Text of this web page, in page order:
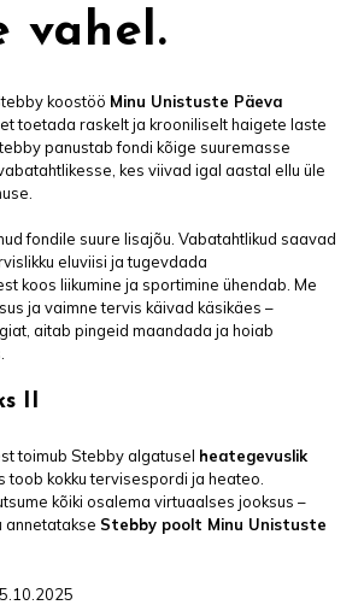
vahel.
koostöö Minu Unistuste Päeva
toetada raskelt ja krooniliselt haigete laste
panustab fondi kõige suuremasse
kes viivad igal aastal ellu üle
fondile suure lisajõu. Vabatahtlikud saavad
eluviisi ja tugevdada
koos liikumine ja sportimine ühendab. Me
ja vaimne tervis käivad käsikäes –
aitab pingeid maandada ja hoiab
II
toimub Stebby algatusel heategevuslik
toob kokku tervisespordi ja heateo.
kõiki osalema virtuaalses jooksus –
annetatakse Stebby poolt Minu Unistuste